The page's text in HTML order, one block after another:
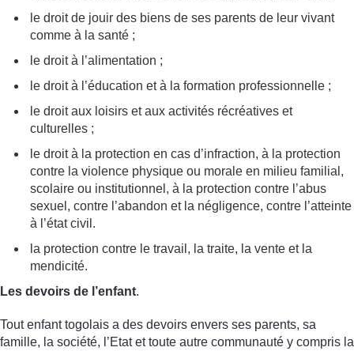
le droit de jouir des biens de ses parents de leur vivant
comme à la santé ;
le droit à l’alimentation ;
le droit à l’éducation et à la formation professionnelle ;
le droit aux loisirs et aux activités récréatives et
culturelles ;
le droit à la protection en cas d’infraction, à la protection
contre la violence physique ou morale en milieu familial,
scolaire ou institutionnel, à la protection contre l’abus
sexuel, contre l’abandon et la négligence, contre l’atteinte
à l’état civil.
la protection contre le travail, la traite, la vente et la
mendicité.
Les devoirs de l’enfant.
Tout enfant togolais a des devoirs envers ses parents, sa
famille, la société, l’Etat et toute autre communauté y compris la